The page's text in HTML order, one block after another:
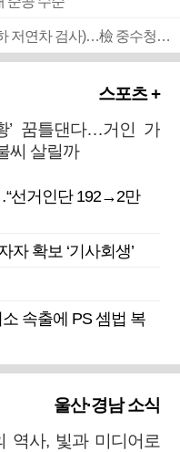
■ 검사 신분 버리고 직급하향(10년 이하 저연차 검사)…檢 중수청행 기피
스포츠 +
’ 꿈틀댄다…거인 가
씨 살릴까
선거인단 192→2만
확보 ‘기사회생’
속출에 PS 셈법 복
울산·경남 소식
역사, 빛과 미디어로